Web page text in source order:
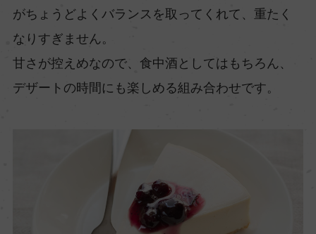
がちょうどよくバランスを取ってくれて、重たく
なりすぎません。
甘さが控えめなので、食中酒としてはもちろん、
デザートの時間にも楽しめる組み合わせです。